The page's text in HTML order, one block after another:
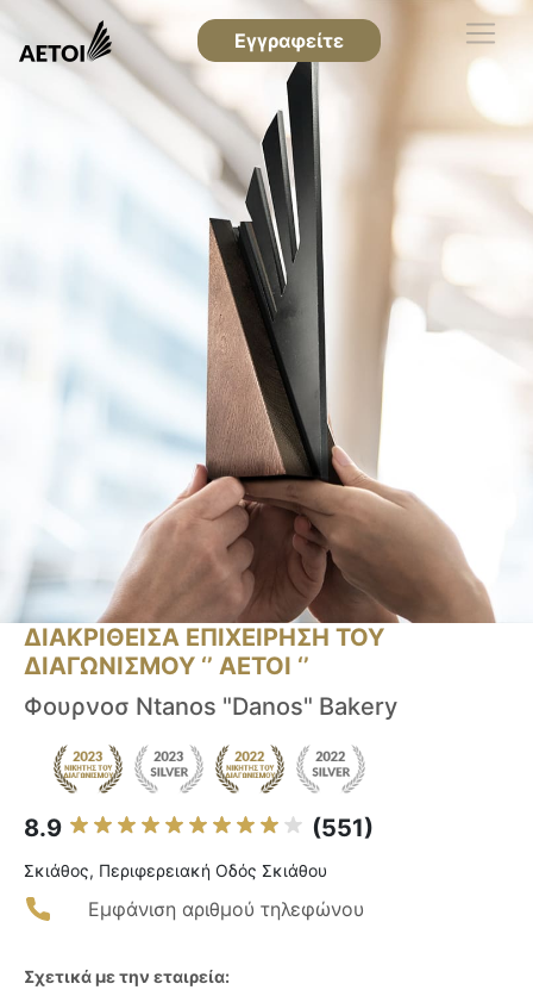
Εγγραφείτε
ΔΙΑΚΡΙΘΕΙΣΑ ΕΠΙΧΕΙΡΗΣΗ ΤΟΥ
ΔΙΑΓΩΝΙΣΜΟΥ ‘’ ΑΕΤΟΙ ‘’
Φουρνοσ Ntanos "Danos" Bakery
8.9 (551)
Σκιάθος, Περιφερειακή Οδός Σκιάθου
Εμφάνιση αριθμού τηλεφώνου
Σχετικά με την εταιρεία: